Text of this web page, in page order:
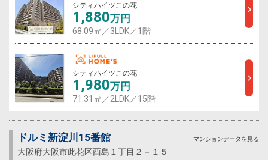
シティハイツこの花
1,880万円
68.09㎡／3LDK／1階
シティハイツこの花
1,980万円
71.31㎡／2LDK／15階
ドルミ新淀川15番館
大阪府大阪市此花区酉島１丁目２－１５
マンションデータを見る